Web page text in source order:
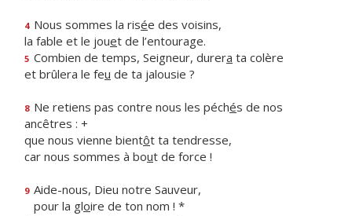
4 Nous sommes la risée des voisins,
la fable et le jouet de l’entourage.
5 Combien de temps, Seigneur, durera ta colère
et brûlera le feu de ta jalousie ?
8 Ne retiens pas contre nous les péchés de nos
ancêtres : +
que nous vienne bientôt ta tendresse,
car nous sommes à bout de force !
9 Aide-nous, Dieu notre Sauveur,
pour la gloire de ton nom ! *